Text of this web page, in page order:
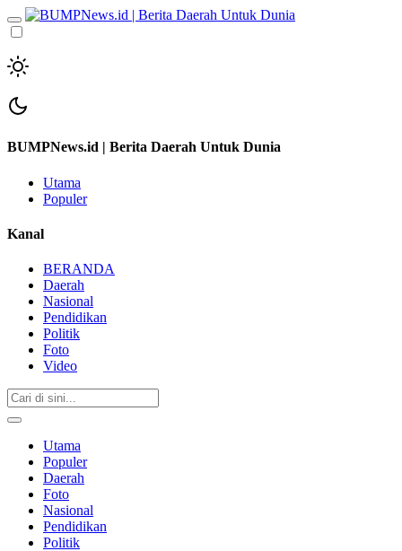
BUMPNews.id | Berita Daerah Untuk Dunia
Utama
Populer
Kanal
BERANDA
Daerah
Nasional
Pendidikan
Politik
Foto
Video
Utama
Populer
Daerah
Foto
Nasional
Pendidikan
Politik